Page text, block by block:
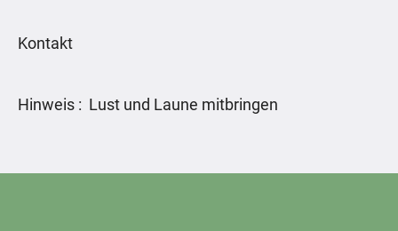
Kontakt
Hinweis : Lust und Laune mitbringen